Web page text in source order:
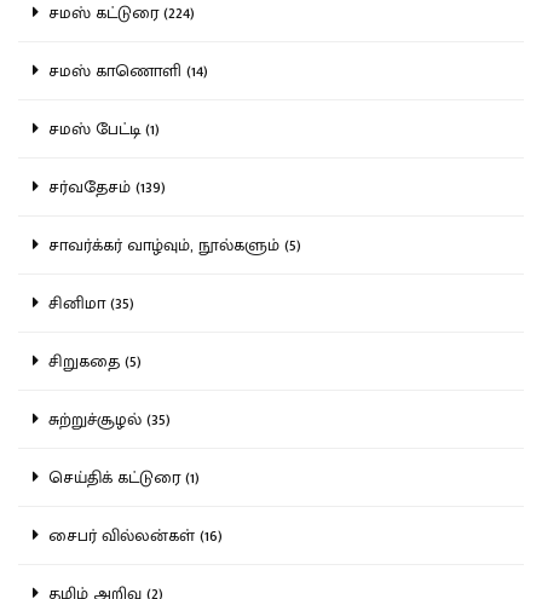
சமஸ் கட்டுரை (224)
சமஸ் காணொளி (14)
சமஸ் பேட்டி (1)
சர்வதேசம் (139)
சாவர்க்கர் வாழ்வும், நூல்களும் (5)
சினிமா (35)
சிறுகதை (5)
சுற்றுச்சூழல் (35)
செய்திக் கட்டுரை (1)
சைபர் வில்லன்கள் (16)
தமிழ் அறிவு (2)